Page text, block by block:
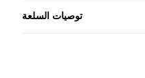
توصيات السلعة